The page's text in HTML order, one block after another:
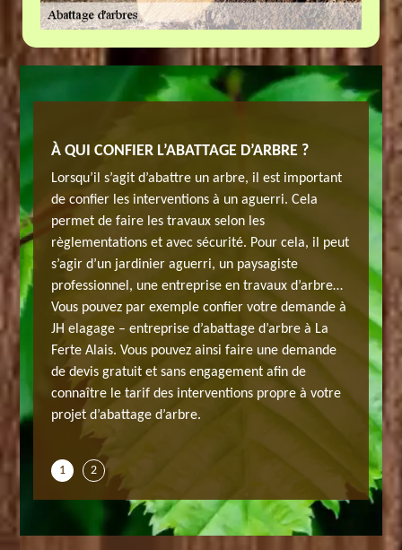
les
À QUI CONFIER L’ABATTAGE D’ARBRE ?
Lorsqu’il s’agit d’abattre un arbre, il est important
de confier les interventions à un aguerri. Cela
permet de faire les travaux selon les
règlementations et avec sécurité. Pour cela, il peut
s’agir d’un jardinier aguerri, un paysagiste
professionnel, une entreprise en travaux d’arbre…
Vous pouvez par exemple confier votre demande à
JH elagage – entreprise d’abattage d’arbre à La
Ferte Alais. Vous pouvez ainsi faire une demande
de devis gratuit et sans engagement afin de
connaître le tarif des interventions propre à votre
projet d’abattage d’arbre.
Pour
selon
précis
réalise
arbres
à
91590
tarif
dans
1 2